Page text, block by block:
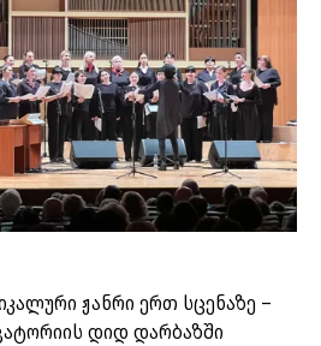
ჟანრი ერთ სცენაზე –
დიდ დარბაზში